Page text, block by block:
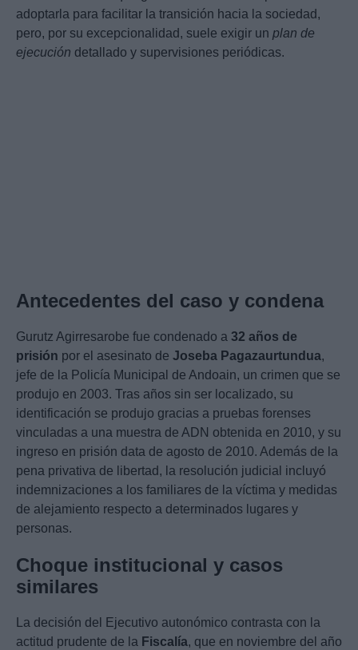
adoptarla para facilitar la transición hacia la sociedad,
pero, por su excepcionalidad, suele exigir un plan de
ejecución detallado y supervisiones periódicas.
Antecedentes del caso y condena
Gurutz Agirresarobe fue condenado a 32 años de
prisión por el asesinato de Joseba Pagazaurtundua,
jefe de la Policía Municipal de Andoain, un crimen que se
produjo en 2003. Tras años sin ser localizado, su
identificación se produjo gracias a pruebas forenses
vinculadas a una muestra de ADN obtenida en 2010, y su
ingreso en prisión data de agosto de 2010. Además de la
pena privativa de libertad, la resolución judicial incluyó
indemnizaciones a los familiares de la víctima y medidas
de alejamiento respecto a determinados lugares y
personas.
Choque institucional y casos
similares
La decisión del Ejecutivo autonómico contrasta con la
actitud prudente de la Fiscalía, que en noviembre del año